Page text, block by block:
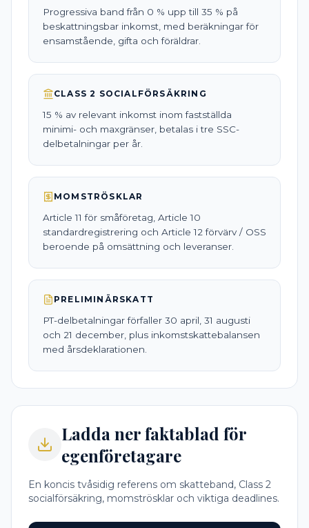
Progressiva band från 0 % upp till 35 % på
beskattningsbar inkomst, med beräkningar för
ensamstående, gifta och föräldrar.
CLASS 2 SOCIALFÖRSÄKRING
15 % av relevant inkomst inom fastställda
minimi- och maxgränser, betalas i tre SSC-
delbetalningar per år.
MOMSTRÖSKLAR
Article 11 för småföretag, Article 10
standardregistrering och Article 12 förvärv / OSS
beroende på omsättning och leveranser.
PRELIMINÄRSKATT
PT-delbetalningar förfaller 30 april, 31 augusti
och 21 december, plus inkomstskattebalansen
med årsdeklarationen.
Ladda ner faktablad för
egenföretagare
En koncis tvåsidig referens om skatteband, Class 2
socialförsäkring, momströsklar och viktiga deadlines.